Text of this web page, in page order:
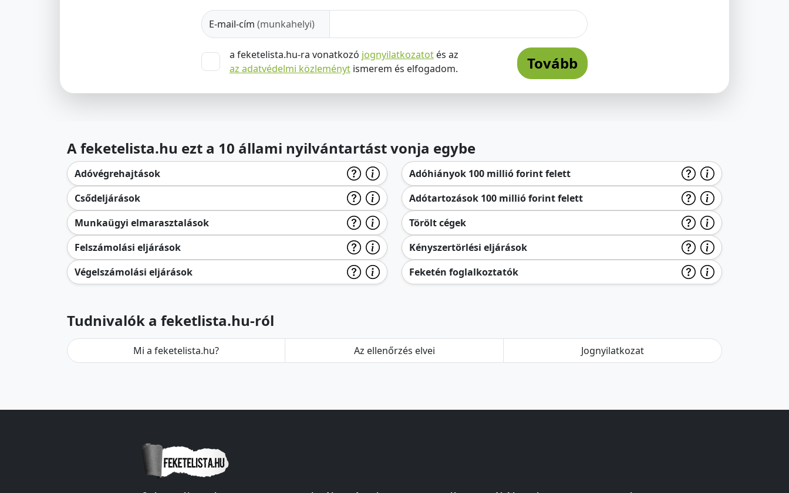
E-mail-cím (munkahelyi)
a feketelista.hu-ra vonatkozó jognyilatkozatotés az
az adatvédelmi közleménytismerem és elfogadom. Tovább
A feketelista.hu ezt a 10 állami nyilvántartást vonja egybe
Adóvégrehajtások
Csődeljárások
Munkaügyi elmarasztalások
Felszámolási eljárások
Végelszámolási eljárások
Adóhiányok 100 millió forint felett
Adótartozások 100 millió forint felett
Törölt cégek
Kényszertörlési eljárások
Feketén foglalkoztatók
Tudnivalók a feketlista.hu-ról
Mi a feketelista.hu? Az ellenőrzés elvei Jognyilatkozat